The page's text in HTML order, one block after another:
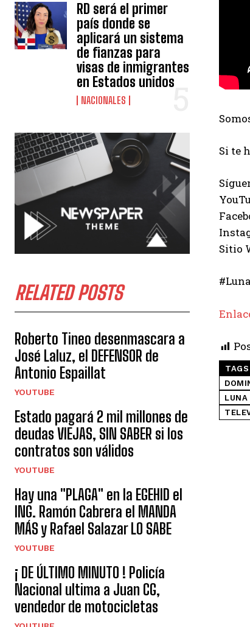
RD será el primer
país donde se
aplicará un sistema
de fianzas para
visas de inmigrantes
en Estados unidos
NACIONALES
RELATED POSTS
Roberto Tineo desenmascara a
José Laluz, el DEFENSOR de
Antonio Espaillat
YOUTUBE
Estado pagará 2 mil millones de
deudas VIEJAS, SIN SABER si los
contratos son válidos
YOUTUBE
Hay una "PLAGA" en la EGEHID el
ING. Ramón Cabrera el MANDA
MÁS y Rafael Salazar LO SABE
YOUTUBE
¡ DE ÚLTIMO MINUTO ! Policía
Nacional ultima a Juan CG,
vendedor de motocicletas
Si te
Sitio
TAGS
LUNA